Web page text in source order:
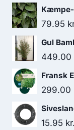
79.95
Gul
449.00
Fransk
299.00
15.95 kr.